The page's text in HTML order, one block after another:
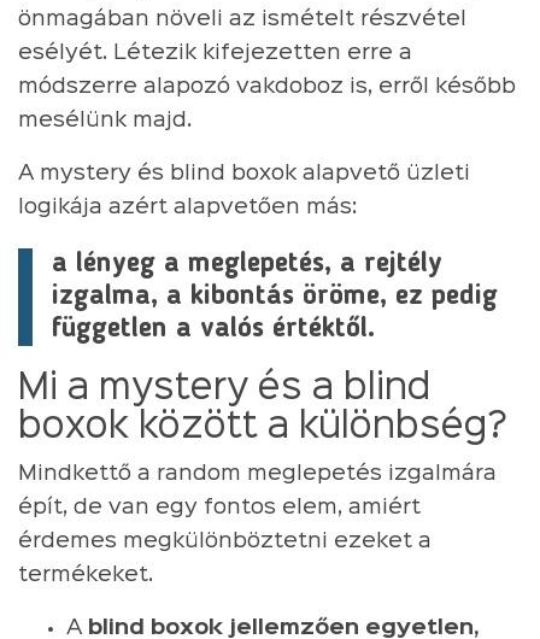
önmagában növeli az ismételt részvétel
esélyét. Létezik kifejezetten erre a
módszerre alapozó vakdoboz is, erről később
mesélünk majd.
A mystery és blind boxok alapvető üzleti
logikája azért alapvetően más:
a lényeg a meglepetés, a rejtély
izgalma, a kibontás öröme, ez pedig
független a valós értéktől.
Mi a mystery és a blind
boxok között a különbség?
Mindkettő a random meglepetés izgalmára
épít, de van egy fontos elem, amiért
érdemes megkülönböztetni ezeket a
termékeket.
A blind boxok jellemzően egyetlen,